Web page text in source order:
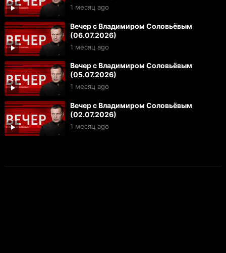
1 месяц ago
Вечер с Владимиром Соловьёвым
(06.07.2026)
1 месяц ago
Вечер с Владимиром Соловьёвым
(05.07.2026)
1 месяц ago
Вечер с Владимиром Соловьёвым
(02.07.2026)
1 месяц ago